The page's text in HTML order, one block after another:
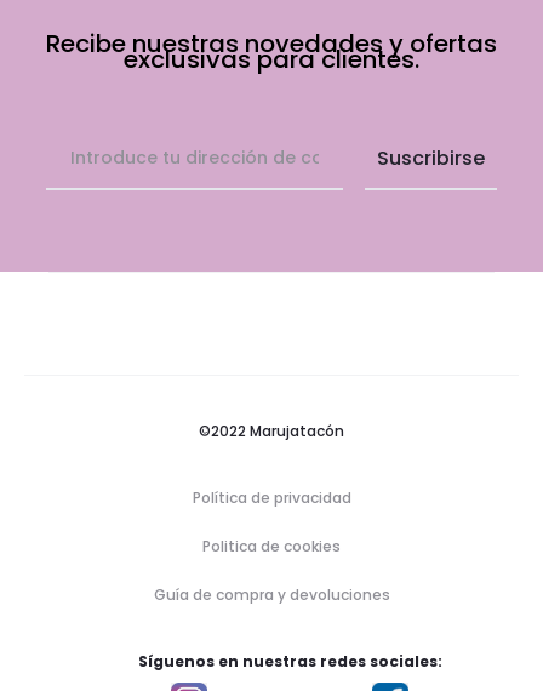
Recibe nuestras novedades y ofertas
exclusivas para clientes.
©2022 Marujatacón
Política de privacidad
Politica de cookies
Guía de compra y devoluciones
Síguenos en nuestras redes sociales: